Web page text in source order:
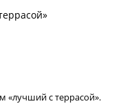
«лучший с террасой».